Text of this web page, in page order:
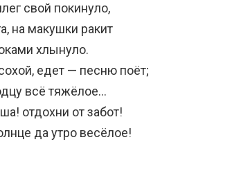
свой покинуло,
на макушки ракит
хлынуло.
едет — песню поёт;
всё тяжёлое…
отдохни от забот!
да утро весёлое!